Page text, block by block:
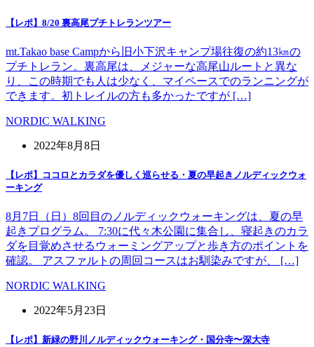
【レポ】8/20 裏高尾プチトレランツアー
mt.Takao base Campから旧小下沢キャンプ場往復の約13㎞の
プチトレラン。裏高尾は、メジャーな高尾山ルートと異な
り、この時期でも人は少なく、マイペースでのランニングが
できます。初トレイルの方も多かったですが […]
NORDIC WALKING
2022年8月8日
【レポ】ココロとカラダを優しく巡らせる・夏の早起きノルディックウォ
ーキング
8月7日（日）8回目のノルディックウォーキングは、夏の早
起きプログラム。 7:30に代々木公園に集合し、寝起きのカラ
ダを目覚めさせるウォーミングアップと歩き方のポイントを
確認。 アスファルトの周回コースはお馴染みですが、 […]
NORDIC WALKING
2022年5月23日
【レポ】新緑の野川ノルディックウォーキング・国分寺〜深大寺